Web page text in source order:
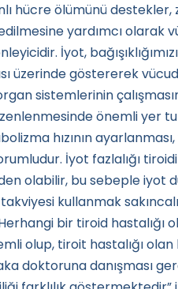
hücre ölümünü
yardımcı olarak
İyot,
üzerinde göstererek
sistemlerinin
önemli yer
hızının
İyot fazlalığı
olabilir, bu sebeple iyot
kullanmak
bir tiroid hastalığı
olup, tiroit hastalığı
doktoruna danışması